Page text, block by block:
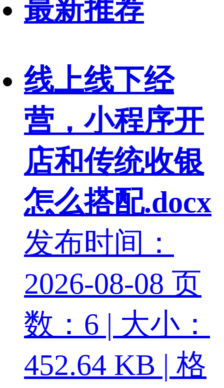
最新推荐
线上线下经
营，小程序开
店和传统收银
怎么搭配.docx
发布时间：
2026-08-08 页
数：6 | 大小：
452.64 KB | 格